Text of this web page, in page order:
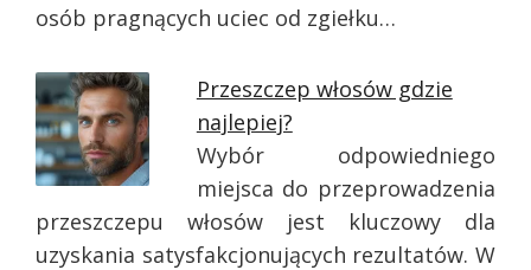
osób pragnących uciec od zgiełku…
Przeszczep włosów gdzie
najlepiej?
Wybór odpowiedniego
miejsca do przeprowadzenia
przeszczepu włosów jest kluczowy dla
uzyskania satysfakcjonujących rezultatów. W